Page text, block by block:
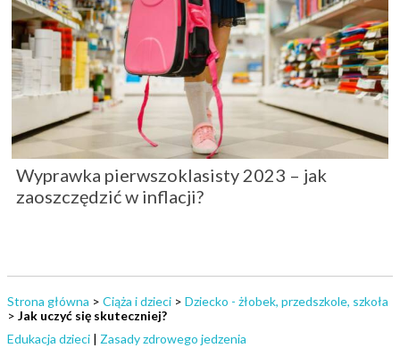
Wyprawka pierwszoklasisty 2023 – jak
zaoszczędzić w inflacji?
Strona główna > Ciąża i dzieci > Dziecko - żłobek, przedszkole, szkoła
> Jak uczyć się skuteczniej?
Edukacja dzieci | Zasady zdrowego jedzenia